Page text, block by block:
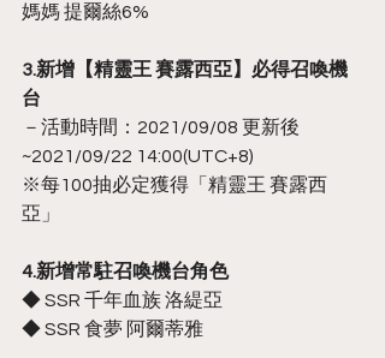
媽媽 提爾絲6%
3.新增【精靈王 賽露西亞】必得召喚機
台
－活動時間：2021/09/08 更新後
~2021/09/22 14:00(UTC+8)
※每100抽必定獲得「精靈王 賽露西
亞」
4.新增常駐召喚機台角色
◆ SSR 千年血族 洛緹亞
◆ SSR 食夢 阿爾蒂雅